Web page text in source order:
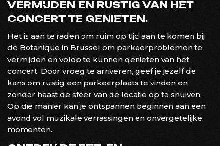
VERMIJDEN EN RUSTIG VAN HET
CONCERT TE GENIETEN.
Het is aan te raden om ruim op tijd aan te komen bij
de Botanique in Brussel om parkeerproblemen te
vermijden en volop te kunnen genieten van het
concert. Door vroeg te arriveren, geef je jezelf de
kans om rustig een parkeerplaats te vinden en
zonder haast de sfeer van de locatie op te snuiven.
Op die manier kan je ontspannen beginnen aan een
avond vol muzikale verrassingen en onvergetelijke
momenten.